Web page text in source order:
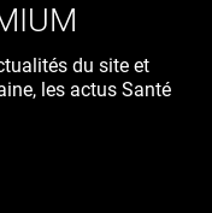
du site et
les actus Santé